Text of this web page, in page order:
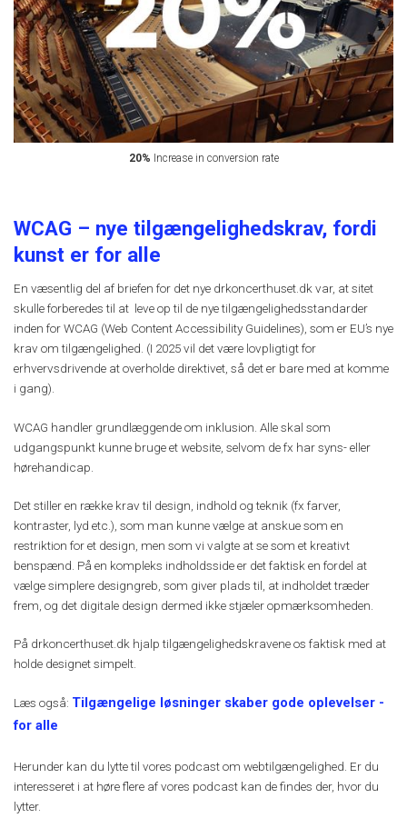
20% Increase in conversion rate
WCAG – nye tilgængelighedskrav, fordi
kunst er for alle
En væsentlig del af briefen for det nye drkoncerthuset.dk var, at sitet
skulle forberedes til at leve op til de nye tilgængelighedsstandarder
inden for WCAG (Web Content Accessibility Guidelines), som er EU’s nye
krav om tilgængelighed. (I 2025 vil det være lovpligtigt for
erhvervsdrivende at overholde direktivet, så det er bare med at komme
i gang).
WCAG handler grundlæggende om inklusion. Alle skal som
udgangspunkt kunne bruge et website, selvom de fx har syns- eller
hørehandicap.
Det stiller en række krav til design, indhold og teknik (fx farver,
kontraster, lyd etc.), som man kunne vælge at anskue som en
restriktion for et design, men som vi valgte at se som et kreativt
benspænd. På en kompleks indholdsside er det faktisk en fordel at
vælge simplere designgreb, som giver plads til, at indholdet træder
frem, og det digitale design dermed ikke stjæler opmærksomheden.
På drkoncerthuset.dk hjalp tilgængelighedskravene os faktisk med at
holde designet simpelt.
Læs også: Tilgængelige løsninger skaber gode oplevelser -
for alle
Herunder kan du lytte til vores podcast om webtilgængelighed. Er du
interesseret i at høre flere af vores podcast kan de findes der, hvor du
lytter.